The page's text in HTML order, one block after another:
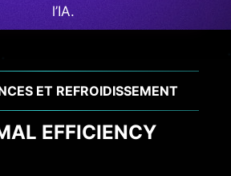
l’IA.
ET CONNEXION
ULTRARAPIDES